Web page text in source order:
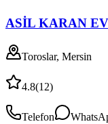
ASİL KARAN
Toroslar, Mersin
4.8(12)
Telefon